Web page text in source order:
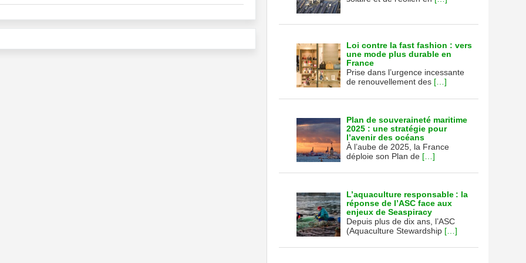
Loi contre la fast fashion : vers
une mode plus durable en
France
Prise dans l’urgence incessante
de renouvellement des […]
Plan de souveraineté maritime
2025 : une stratégie pour
l’avenir des océans
À l’aube de 2025, la France
déploie son Plan de […]
L’aquaculture responsable : la
réponse de l’ASC face aux
enjeux de Seaspiracy
Depuis plus de dix ans, l’ASC
(Aquaculture Stewardship […]